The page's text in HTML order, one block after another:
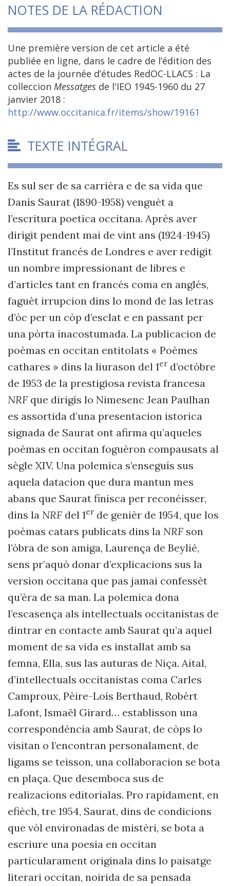
NOTES DE LA RÉDACTION
Une première version de cet article a été
publiée en ligne, dans le cadre de l’édition des
actes de la journée d’études RedOC-LLACS : La
colleccion Messatges de l'IEO 1945-1960 du 27
janvier 2018 :
http://www.occitanica.fr/items/show/19161
TEXTE INTÉGRAL
Es sul ser de sa carrièra e de sa vida que
Danís Saurat (1890-1958) venguèt a
l’escritura poetica occitana. Après aver
dirigit pendent mai de vint ans (1924-1945)
l’Institut francés de Londres e aver redigit
un nombre impressionant de libres e
d’articles tant en francés coma en anglés,
faguèt irrupcion dins lo mond de las letras
d’òc per un còp d’esclat e en passant per
una pòrta inacostumada. La publicacion de
poèmas en occitan entitolats « Poèmes
cathares » dins la liurason del 1er d’octòbre
de 1953 de la prestigiosa revista francesa
NRF que dirigís lo Nimesenc Jean Paulhan
es assortida d’una presentacion istorica
signada de Saurat ont afirma qu’aqueles
poèmas en occitan foguèron compausats al
sègle XIV. Una polemica s’enseguís sus
aquela datacion que dura mantun mes
abans que Saurat finisca per reconéisser,
dins la NRF del 1er de genièr de 1954, que los
poèmas catars publicats dins la NRF son
l’òbra de son amiga, Laurença de Beylié,
sens pr’aquò donar d’explicacions sus la
version occitana que pas jamai confessèt
qu’èra de sa man. La polemica dona
l’escasença als intellectuals occitanistas de
dintrar en contacte amb Saurat qu’a aquel
moment de sa vida es installat amb sa
femna, Ella, sus las auturas de Niça. Aital,
d’intellectuals occitanistas coma Carles
Camproux, Pèire-Loís Berthaud, Robèrt
Lafont, Ismaël Girard… establisson una
correspondéncia amb Saurat, de còps lo
visitan o l’encontran personalament, de
ligams se teisson, una collaboracion se bota
en plaça. Que desemboca sus de
realizacions editorialas. Pro rapidament, en
efièch, tre 1954, Saurat, dins de condicions
que vòl environadas de mistèri, se bota a
escriure una poesia en occitan
particularament originala dins lo paisatge
literari occitan, noirida de sa pensada